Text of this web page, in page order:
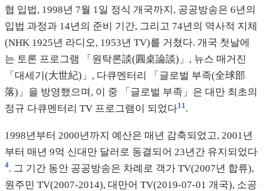
협 입법, 1998년 7월 1일 정식 개국까지, 공공방송은 6년의
입법 과정과 14년의 준비 기간, 그리고 74년의 역사적 지체
(NHK 1925년 라디오, 1953년 TV)를 거쳤다. 개국 첫날에
는 토론 프로그램 「원탁론談(圓桌論談)」, 뉴스 매거진
「대세기(大世紀)」, 다큐멘터리 「글로벌 부족(全球部
落)」을 방영했으며, 이 중 「글로벌 부족」은 대만 최초의
정규 다큐멘터리 TV 프로그램이 되었다11 .
1998년부터 2000년까지 예산은 매년 감축되었고, 2001년
부터 매년 9억 신대만 달러로 동결되어 23년간 유지되었다
4. 그 기간 동안 공공방송은 차례로 객가 TV(2007년 합류),
원주민 TV(2007-2014), 대만어 TV(2019-07-01 개국), 소공